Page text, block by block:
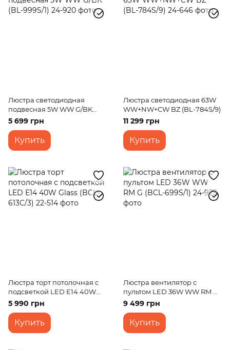
Люстра светодиодная
подвесная 5W WW G/BK
(BL-999S/1)
5 699 грн
Купить
Люстра светодиодная 63W
WW+NW+CW BZ (BL-784S/9)
11 299 грн
Купить
Люстра торт потолочная с
подсветкой LED E14 40W
Glass (BCL-613C/3)
5 990 грн
Купить
Люстра вентилятор с
пультом LED 36W WW RM G
(BCL-699S/1)
9 499 грн
Купить